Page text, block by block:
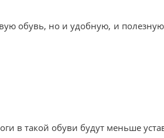
обувь, но и удобную, и
в такой обуви будут меньше